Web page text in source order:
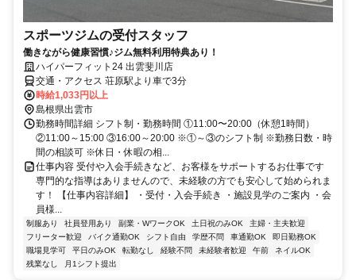
スポーツジムの受付スタッフ
働きながら健康習慣♪ジム無料利用特典あり！
ハイパーフィット24 出雲斐川店
交通・アクセス 荘原駅より車で3分
時給1,033円以上
島根県出雲市
勤務時間詳細 シフト制・勤務時間 ①11:00〜20:00（休憩1時間）
②11:00～15:00 ③16:00～20:00 ※①～③のシフト制 ※勤務日数・時
間の相談可 ※休日・休暇の相...
仕事内容 受付や入会手続きなど、お客様をサポートするお仕事です
専門的な指導はありませんので、未経験の方でも安心して始められま
す！ 【仕事内容詳細】 ・受付・入会手続き ・施設見学のご案内 ・会
員様...
制服あり 社員登用あり 副業・WワークOK 土日祝のみOK
主婦・主夫歓迎
フリーター歓迎
バイク通勤OK シフト自由 学歴不問 車通勤OK
即日勤務OK
職場見学可
平日のみOK 転勤なし 経験不問 未経験者歓迎 午前
ネイルOK
残業なし
月1シフト提出